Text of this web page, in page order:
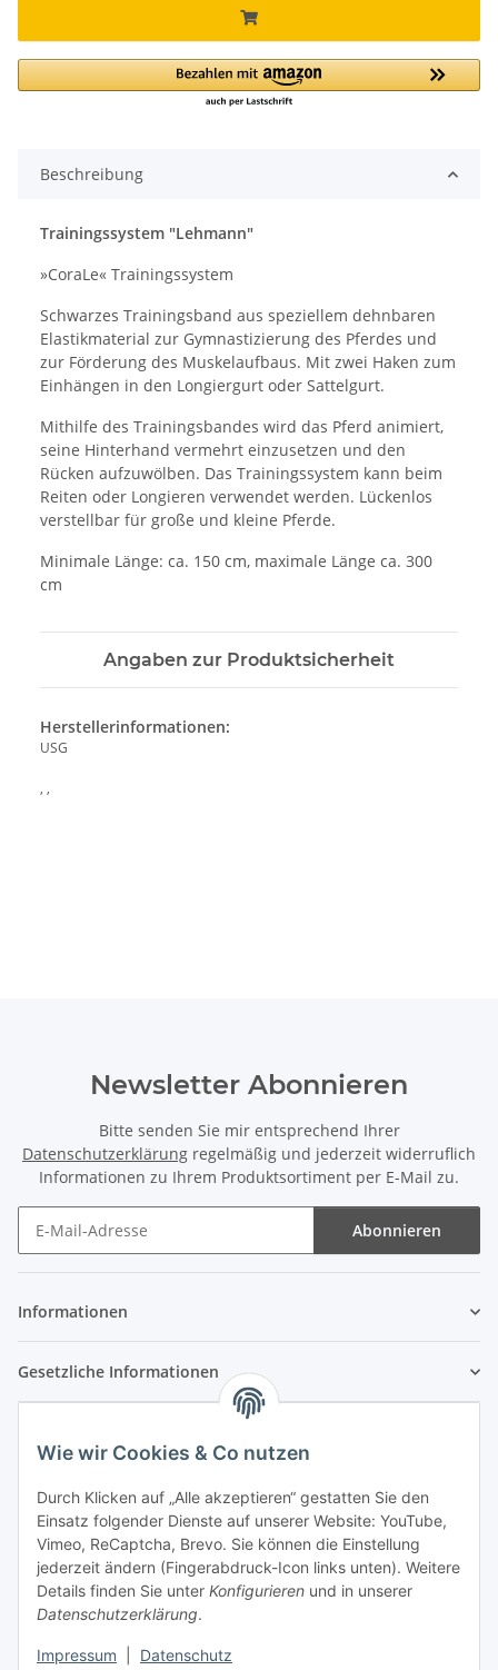
Wie wir Cookies & Co nutzen
Durch Klicken auf „Alle akzeptieren“ gestatten Sie den
Einsatz folgender Dienste auf unserer Website: YouTube,
Vimeo, ReCaptcha, Brevo. Sie können die Einstellung
jederzeit ändern (Fingerabdruck-Icon links unten). Weitere
Details finden Sie unter Konfigurieren und in unserer
Datenschutzerklärung.
Impressum Datenschutz
Beschreibung
Trainingssystem "Lehmann"
»CoraLe« Trainingssystem
Schwarzes Trainingsband aus speziellem dehnbaren
Elastikmaterial zur Gymnastizierung des Pferdes und
zur Förderung des Muskelaufbaus. Mit zwei Haken zum
Einhängen in den Longiergurt oder Sattelgurt.
Mithilfe des Trainingsbandes wird das Pferd animiert,
seine Hinterhand vermehrt einzusetzen und den
Rücken aufzuwölben. Das Trainingssystem kann beim
Reiten oder Longieren verwendet werden. Lückenlos
verstellbar für große und kleine Pferde.
Minimale Länge: ca. 150 cm, maximale Länge ca. 300
cm
Angaben zur Produktsicherheit
Herstellerinformationen:
USG
, ,
Newsletter Abonnieren
Bitte senden Sie mir entsprechend Ihrer
Datenschutzerklärung regelmäßig und jederzeit widerruflich
Informationen zu Ihrem Produktsortiment per E-Mail zu.
Abonnieren
Informationen
Gesetzliche Informationen